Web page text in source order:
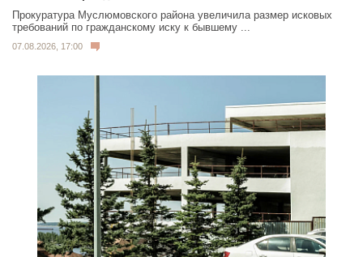
Прокуратура Муслюмовского района увеличила размер исковых
требований по гражданскому иску к бывшему ...
07.08.2026, 17:00